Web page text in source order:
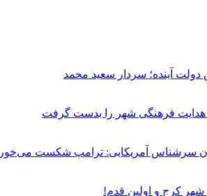
دولت آینده؛ سردار سعید محمد
فرهنگی شهر را بدست گرفت
سرشناس آمریکایی: ترامپ شکست
کرج و اولین قدم!